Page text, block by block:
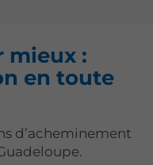
mieux :
en toute
d’acheminement